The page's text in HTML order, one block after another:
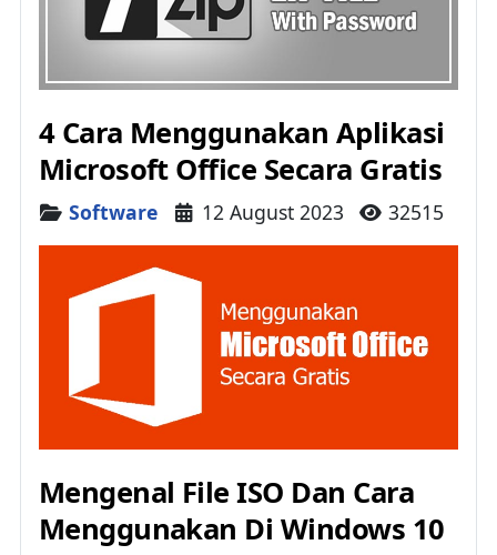
4 Cara Menggunakan Aplikasi
Microsoft Office Secara Gratis
Details
Software 12 August 2023 32515
Mengenal File ISO Dan Cara
Menggunakan Di Windows 10